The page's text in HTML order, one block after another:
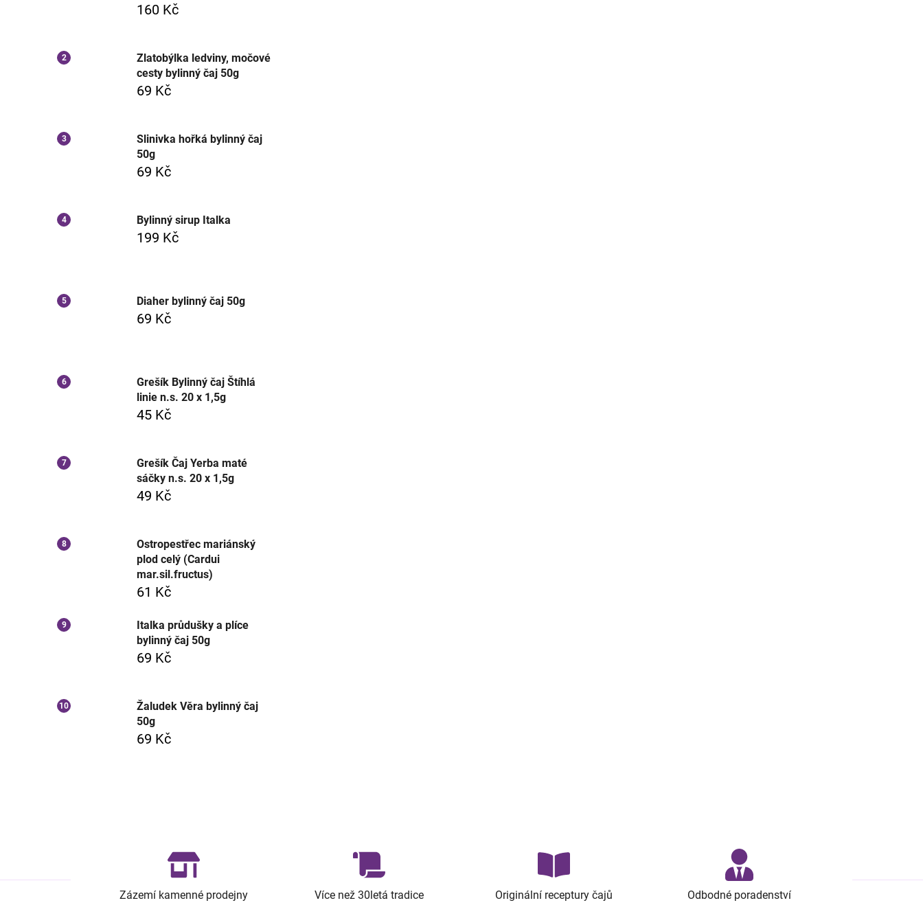
160 Kč
Zlatobýlka ledviny, močové
cesty bylinný čaj 50g
69 Kč
Slinivka hořká bylinný čaj
50g
69 Kč
Bylinný sirup Italka
199 Kč
Diaher bylinný čaj 50g
69 Kč
Grešík Bylinný čaj Štíhlá
linie n.s. 20 x 1,5g
45 Kč
Grešík Čaj Yerba maté
sáčky n.s. 20 x 1,5g
49 Kč
Ostropestřec mariánský
plod celý (Cardui
mar.sil.fructus)
61 Kč
Italka průdušky a plíce
bylinný čaj 50g
69 Kč
Žaludek Věra bylinný čaj
50g
69 Kč
Zázemí kamenné prodejny Více než 30letá tradice Originální receptury čajů Odbodné poradenství